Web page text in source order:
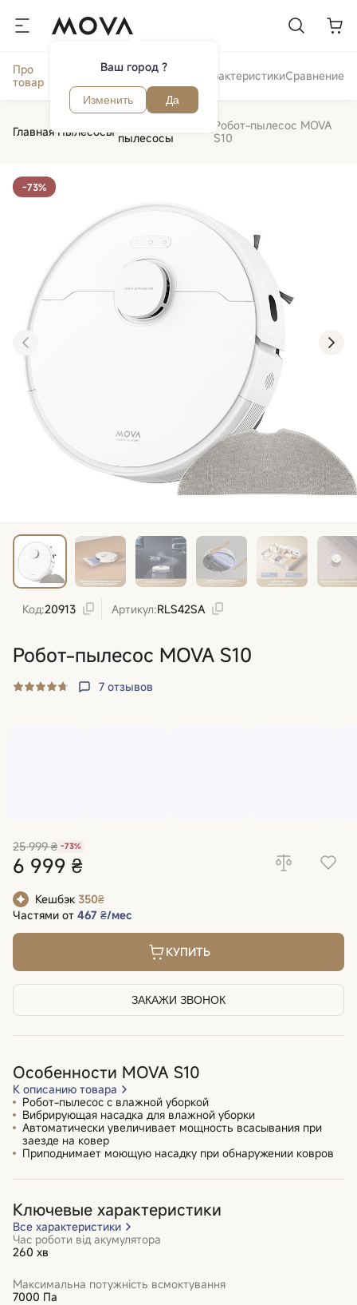
Ваш город ?
Изменить Да
Про
товар
Отзывы и
Обзор ХарактеристикиСравнение
Главная Пылесосы пылесосы
Робот-пылесос MOVA
S10
‹ ›
-73%
Код:20913 Артикул:RLS42SA
Робот-пылесос MOVA S10
7 отзывов
25 999 ₴ -73%
6 999 ₴
КУПИТЬ
ЗАКАЖИ ЗВОНОК
Кешбэк 350₴
Частями от 467 ₴/мес
Особенности MOVA S10
К описанию товара
Робот-пылесос с влажной уборкой
Вибрирующая насадка для влажной уборки
Автоматически увеличивает мощность всасывания при
заезде на ковер
Приподнимает моющую насадку при обнаружении ковров
Ключевые характеристики
Все характеристики
Час роботи від акумулятора
260 хв
Максимальна потужність всмоктування
7000 Па